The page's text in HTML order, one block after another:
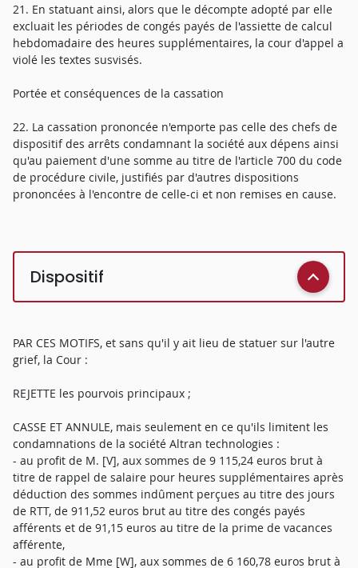
21. En statuant ainsi, alors que le décompte adopté par elle
excluait les périodes de congés payés de l'assiette de calcul
hebdomadaire des heures supplémentaires, la cour d'appel a
violé les textes susvisés.
Portée et conséquences de la cassation
22. La cassation prononcée n'emporte pas celle des chefs de
dispositif des arrêts condamnant la société aux dépens ainsi
qu'au paiement d'une somme au titre de l'article 700 du code
de procédure civile, justifiés par d'autres dispositions
prononcées à l'encontre de celle-ci et non remises en cause.
Dispositif
PAR CES MOTIFS, et sans qu'il y ait lieu de statuer sur l'autre
grief, la Cour :
REJETTE les pourvois principaux ;
CASSE ET ANNULE, mais seulement en ce qu'ils limitent les
condamnations de la société Altran technologies :
- au profit de M. [V], aux sommes de 9 115,24 euros brut à
titre de rappel de salaire pour heures supplémentaires après
déduction des sommes indûment perçues au titre des jours
de RTT, de 911,52 euros brut au titre des congés payés
afférents et de 91,15 euros au titre de la prime de vacances
afférente,
- au profit de Mme [W], aux sommes de 6 160,78 euros brut à